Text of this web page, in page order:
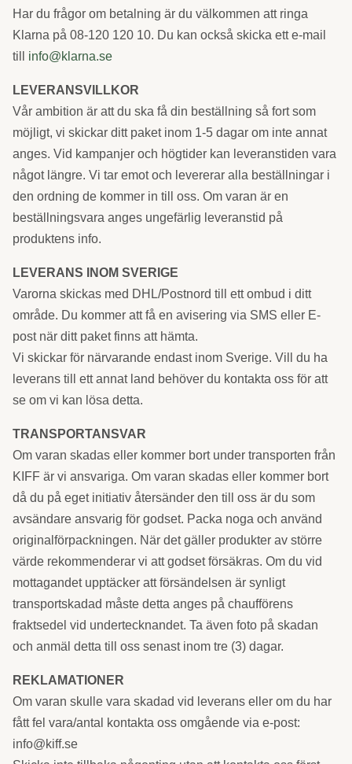
Har du frågor om betalning är du välkommen att ringa
Klarna på 08-120 120 10. Du kan också skicka ett e-mail
till info@klarna.se
LEVERANSVILLKOR
Vår ambition är att du ska få din beställning så fort som
möjligt, vi skickar ditt paket inom 1-5 dagar om inte annat
anges. Vid kampanjer och högtider kan leveranstiden vara
något längre. Vi tar emot och levererar alla beställningar i
den ordning de kommer in till oss. Om varan är en
beställningsvara anges ungefärlig leveranstid på
produktens info.
LEVERANS INOM SVERIGE
Varorna skickas med DHL/Postnord till ett ombud i ditt
område. Du kommer att få en avisering via SMS eller E-
post när ditt paket finns att hämta.
Vi skickar för närvarande endast inom Sverige. Vill du ha
leverans till ett annat land behöver du kontakta oss för att
se om vi kan lösa detta.
TRANSPORTANSVAR
Om varan skadas eller kommer bort under transporten från
KIFF är vi ansvariga. Om varan skadas eller kommer bort
då du på eget initiativ återsänder den till oss är du som
avsändare ansvarig för godset. Packa noga och använd
originalförpackningen. När det gäller produkter av större
värde rekommenderar vi att godset försäkras. Om du vid
mottagandet upptäcker att försändelsen är synligt
transportskadad måste detta anges på chaufförens
fraktsedel vid undertecknandet. Ta även foto på skadan
och anmäl detta till oss senast inom tre (3) dagar.
REKLAMATIONER
Om varan skulle vara skadad vid leverans eller om du har
fått fel vara/antal ­kontakta oss omgående via e-post:
info@kiff.se